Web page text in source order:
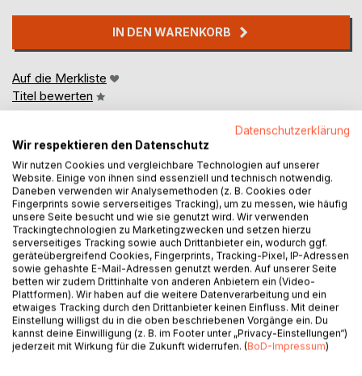
IN DEN WARENKORB
Auf die Merkliste
Titel bewerten
BESCHREIBUNG
Ehrenamtliche übernehmen riskante Aufgaben. Das ist nicht
nur den freiwilligen Helfer/innen der Feuerwehr bewusst.
Krimi-Anthologie mit den 30 bestbewerteten Krimi-
Beiträgen des Erwachsenen- und die Siegerbeiträge der
jeweiligen Alterskategorien des Jugend-
Datenschutzerklärung
Wir respektieren den Datenschutz
Wir nutzen Cookies und vergleichbare Technologien auf unserer
Website. Einige von ihnen sind essenziell und technisch notwendig.
Daneben verwenden wir Analysemethoden (z. B. Cookies oder
Fingerprints sowie serverseitiges Tracking), um zu messen, wie häufig
unsere Seite besucht und wie sie genutzt wird. Wir verwenden
Trackingtechnologien zu Marketingzwecken und setzen hierzu
serverseitiges Tracking sowie auch Drittanbieter ein, wodurch ggf.
geräteübergreifend Cookies, Fingerprints, Tracking-Pixel, IP-Adressen
sowie gehashte E-Mail-Adressen genutzt werden. Auf unserer Seite
betten wir zudem Drittinhalte von anderen Anbietern ein (Video-
Plattformen). Wir haben auf die weitere Datenverarbeitung und ein
etwaiges Tracking durch den Drittanbieter keinen Einfluss. Mit deiner
Einstellung willigst du in die oben beschriebenen Vorgänge ein. Du
kannst deine Einwilligung (z. B. im Footer unter „Privacy-Einstellungen“)
jederzeit mit Wirkung für die Zukunft widerrufen. (BoD-Impressum)